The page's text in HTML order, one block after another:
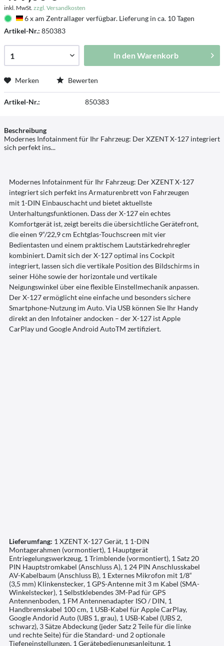
inkl. MwSt. zzgl. Versandkosten
Deutschland
6 x am Zentrallager verfügbar. Lieferung in ca. 10 Tagen
Artikel-Nr.: 850383
In den Warenkorb
Merken Bewerten
Artikel-Nr.: 850383
Beschreibung
Modernes Infotainment für Ihr Fahrzeug: Der XZENT X-127 integriert
sich perfekt ins...
Modernes Infotainment für Ihr Fahrzeug: Der XZENT X-127
integriert sich perfekt ins Armaturenbrett von Fahrzeugen
mit 1-DIN Einbauschacht und bietet aktuellste
Unterhaltungsfunktionen. Dass der X-127 ein echtes
Komfortgerät ist, zeigt bereits die über­­sichtliche Gerätefront,
die einen 9“/22,9 cm Echt­glas-Touch­screen mit vier
Bedientasten und einem praktischem Laut­stärke­dreh­reg­ler
kombiniert. Damit sich der X-127 optimal ins Cockpit
integriert, lassen sich die vertikale Position des Bildschirms in
seiner Höhe sowie der horizontale und vertikale
Neigungswinkel über eine flexible Einstellmechanik anpassen.
Der X-127 ermöglicht eine einfache und besonders sichere
Smartphone-Nutzung im Auto. Via USB können Sie Ihr Handy
direkt an den Infotainer andocken – der X-127 ist Apple
CarPlay und Google Android AutoTM zertifiziert.
Lieferumfang: 1 XZENT X-127 Gerät, 1 1-DIN
Montagerahmen (vormontiert), 1 Hauptgerät
Entriegelungswerkzeug, 1 Trimblende (vormontiert), 1 Satz 20
PIN Hauptstromkabel (Anschluss A), 1 24 PIN Anschlusskabel
AV-Kabelbaum (Anschluss B), 1 Externes Mikrofon mit 1/8“
(3,5 mm) Klinkenstecker, 1 GPS-Antenne mit 3 m Kabel (SMA-
Winkelstecker), 1 Selbstklebendes 3M-Pad für GPS
Antennenboden, 1 FM Antennenadapter ISO / DIN, 1
Handbremskabel 100 cm, 1 USB-Kabel für Apple CarPlay,
Google Andorid Auto (UBS 1, grau), 1 USB-Kabel (UBS 2,
schwarz), 3 Sätze Abdeckung (jeder Satz 2 Teile für die linke
und rechte Seite) für die Standard- und 2 optionale
Tiefeneinstellungen, 1 Gerätebedienungsanleitung, 1